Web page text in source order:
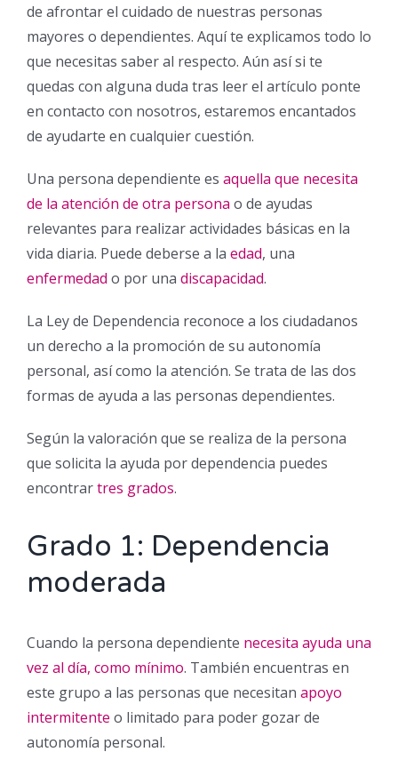
de afrontar el cuidado de nuestras personas
mayores o dependientes. Aquí te explicamos todo lo
que necesitas saber al respecto. Aún así si te
quedas con alguna duda tras leer el artículo ponte
en contacto con nosotros, estaremos encantados
de ayudarte en cualquier cuestión.
Una persona dependiente es aquella que necesita
de la atención de otra persona o de ayudas
relevantes para realizar actividades básicas en la
vida diaria. Puede deberse a la edad, una
enfermedad o por una discapacidad.
La Ley de Dependencia reconoce a los ciudadanos
un derecho a la promoción de su autonomía
personal, así como la atención. Se trata de las dos
formas de ayuda a las personas dependientes.
Según la valoración que se realiza de la persona
que solicita la ayuda por dependencia puedes
encontrartres grados.
Grado 1: Dependencia
moderada
Cuando la persona dependiente necesita ayuda una
vez al día, como mínimo. También encuentras en
este grupo a las personas que necesitan apoyo
intermitente o limitado para poder gozar de
autonomía personal.